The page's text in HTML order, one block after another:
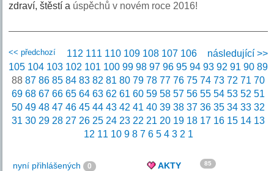
zdraví, štěstí a úspěchů v novém roce 2016!
<< předchozí následující >>
112 111 110 109 108 107 106
105 104 103 102 101 100 99 98 97 96 95 94 93 92 91 90 89
8887 86 85 84 83 82 81 80 79 78 77 76 75 74 73 72 71 70
69 68 67 66 65 64 63 62 61 60 59 58 57 56 55 54 53 52 51
50 49 48 47 46 45 44 43 42 41 40 39 38 37 36 35 34 33 32
31 30 29 28 27 26 25 24 23 22 21 20 19 18 17 16 15 14 13
12 11 10 9 8 7 6 5 4 3 2 1
nyní přihlášených 0 AKTY 85